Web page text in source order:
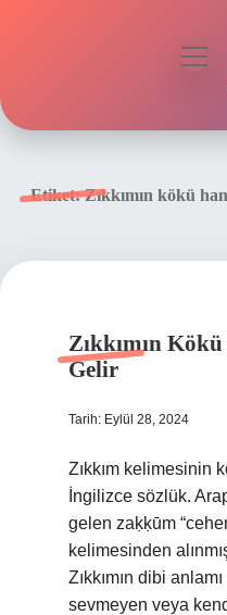
Etiket:Zıkkımın kökü
Zıkkımın
Gelir
Tarih: Eylül 28, 2024
Zıkkım kelimesinin
İngilizce sözlük.
gelen zaḳḳūm
kelimesinden
Zıkkımın dibi
sevmeyen veya